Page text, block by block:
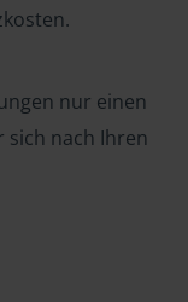
nur einen
nach Ihren